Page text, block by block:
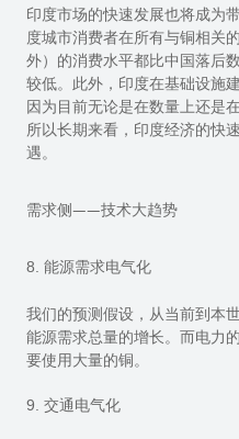
印度市场的快速发展也将成为
度城市消费者在所有与铜相关
外）的消费水平都比中国落后
较低。此外，印度在基础设施
因为目前无论是在数量上还是
所以长期来看，印度经济的快
遇。
需求侧——技术大趋势
8. 能源需求电气化
我们的预测假设，从当前到本
能源需求总量的增长。而电力
要使用大量的铜。
9. 交通电气化